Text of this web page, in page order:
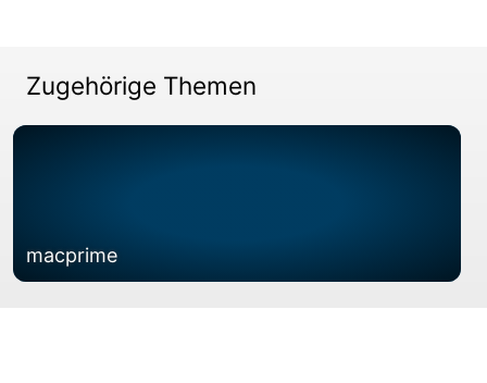
Zugehörige Themen
macprime